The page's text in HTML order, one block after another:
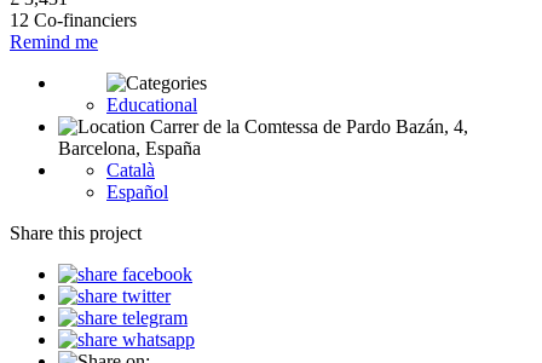
12 Co-financiers
Remind me
Educational
Carrer de la Comtessa de Pardo Bazán, 4,
Barcelona, España
Català
Español
Share this project